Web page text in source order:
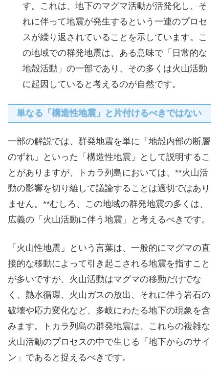
す。これは、地下のマグマ活動が活発化し、そ
れに伴って地震が発生するという一連のプロセ
スが繰り返されていることを示しています。こ
の地域での群発地震は、ある意味で「日常的な
地殻活動」の一部であり、その多くは火山活動
に起因していると考えるのが自然です。
単なる「構造性地震」と片付けるべきではない
一部の解説では、群発地震を単に「地殻内部の断層
のずれ」といった「構造性地震」として説明するこ
とがありますが、トカラ列島においては、**火山活
動の影響を切り離して議論することは適切ではあり
ません。**むしろ、この地域の群発地震の多くは、
広義の「火山活動に伴う地震」と考えるべきです。
「火山性地震」という言葉は、一般的にマグマの直
接的な移動によって引き起こされる地震を指すこと
が多いですが、火山活動はマグマの移動だけでな
く、熱水循環、火山ガスの放出、それに伴う岩石の
破壊や応力変化など、多岐にわたる地下の現象を含
みます。トカラ列島の群発地震は、これらの複雑な
火山活動のプロセスの中で生じる「地下からのサイ
ン」であると捉えるべきです。